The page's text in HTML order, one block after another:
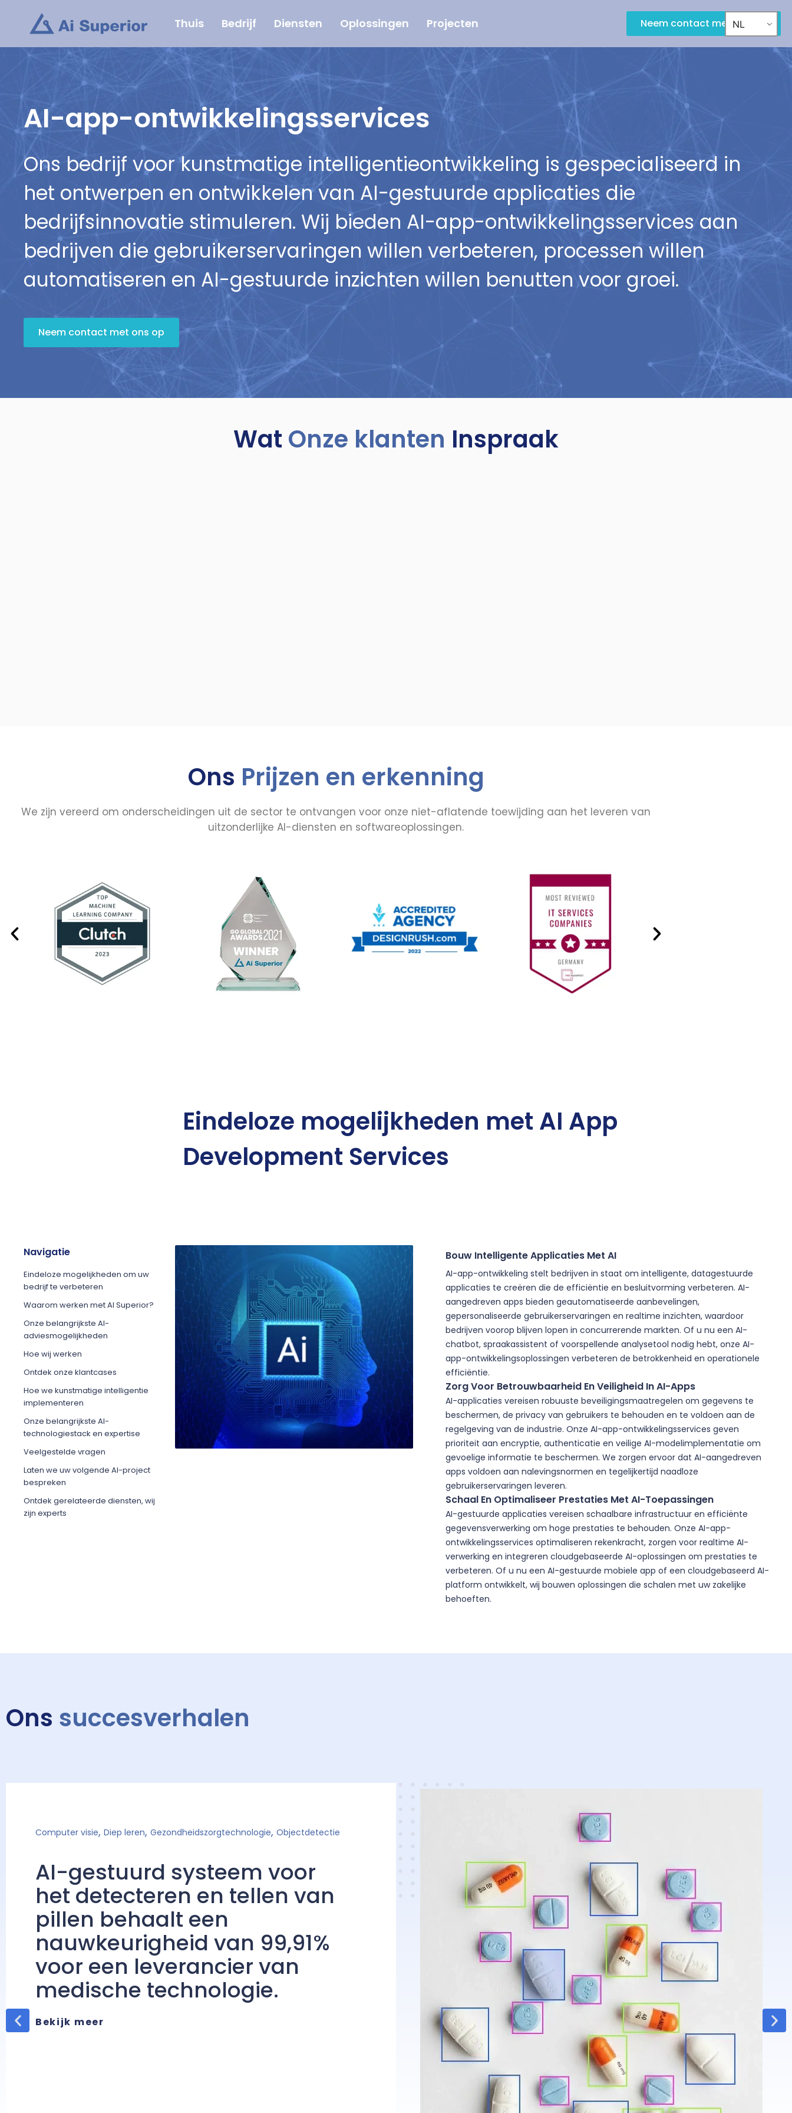
inhoud
Thuis Bedrijf Diensten Oplossingen Projecten Neem contact met ons op
NL
AI-app-ontwikkelingsservices
Ons bedrijf voor kunstmatige intelligentieontwikkeling is gespecialiseerd in
het ontwerpen en ontwikkelen van AI-gestuurde applicaties die
bedrijfsinnovatie stimuleren. Wij bieden AI-app-ontwikkelingsservices aan
bedrijven die gebruikerservaringen willen verbeteren, processen willen
automatiseren en AI-gestuurde inzichten willen benutten voor groei.
Neem contact met ons op
Wat Onze klanten Inspraak
Ons Prijzen en erkenning
We zijn vereerd om onderscheidingen uit de sector te ontvangen voor onze niet-aflatende toewijding aan het leveren van
uitzonderlijke AI-diensten en softwareoplossingen.
Eindeloze mogelijkheden met AI App
Development Services
Navigatie
Eindeloze mogelijkheden om uw
bedrijf te verbeteren
Waarom werken met AI Superior?
Onze belangrijkste AI-
adviesmogelijkheden
Hoe wij werken
Ontdek onze klantcases
Hoe we kunstmatige intelligentie
implementeren
Onze belangrijkste AI-
technologiestack en expertise
Veelgestelde vragen
Laten we uw volgende AI-project
bespreken
Ontdek gerelateerde diensten, wij
zijn experts
Bouw Intelligente Applicaties Met AI
AI-app-ontwikkeling stelt bedrijven in staat om intelligente, datagestuurde
applicaties te creëren die de efficiëntie en besluitvorming verbeteren. AI-
aangedreven apps bieden geautomatiseerde aanbevelingen,
gepersonaliseerde gebruikerservaringen en realtime inzichten, waardoor
bedrijven voorop blijven lopen in concurrerende markten. Of u nu een AI-
chatbot, spraakassistent of voorspellende analysetool nodig hebt, onze AI-
app-ontwikkelingsoplossingen verbeteren de betrokkenheid en operationele
efficiëntie.
Zorg Voor Betrouwbaarheid En Veiligheid In AI-Apps
AI-applicaties vereisen robuuste beveiligingsmaatregelen om gegevens te
beschermen, de privacy van gebruikers te behouden en te voldoen aan de
regelgeving van de industrie. Onze AI-app-ontwikkelingsservices geven
prioriteit aan encryptie, authenticatie en veilige AI-modelimplementatie om
gevoelige informatie te beschermen. We zorgen ervoor dat AI-aangedreven
apps voldoen aan nalevingsnormen en tegelijkertijd naadloze
gebruikerservaringen leveren.
Schaal En Optimaliseer Prestaties Met AI-Toepassingen
AI-gestuurde applicaties vereisen schaalbare infrastructuur en efficiënte
gegevensverwerking om hoge prestaties te behouden. Onze AI-app-
ontwikkelingsservices optimaliseren rekenkracht, zorgen voor realtime AI-
verwerking en integreren cloudgebaseerde AI-oplossingen om prestaties te
verbeteren. Of u nu een AI-gestuurde mobiele app of een cloudgebaseerd AI-
platform ontwikkelt, wij bouwen oplossingen die schalen met uw zakelijke
behoeften.
Ons succesverhalen
Computer visie, Diep leren, Gezondheidszorgtechnologie, Objectdetectie
AI-gestuurd systeem voor
het detecteren en tellen van
pillen behaalt een
nauwkeurigheid van 99,91%
voor een leverancier van
medische technologie.
Bekijk meer